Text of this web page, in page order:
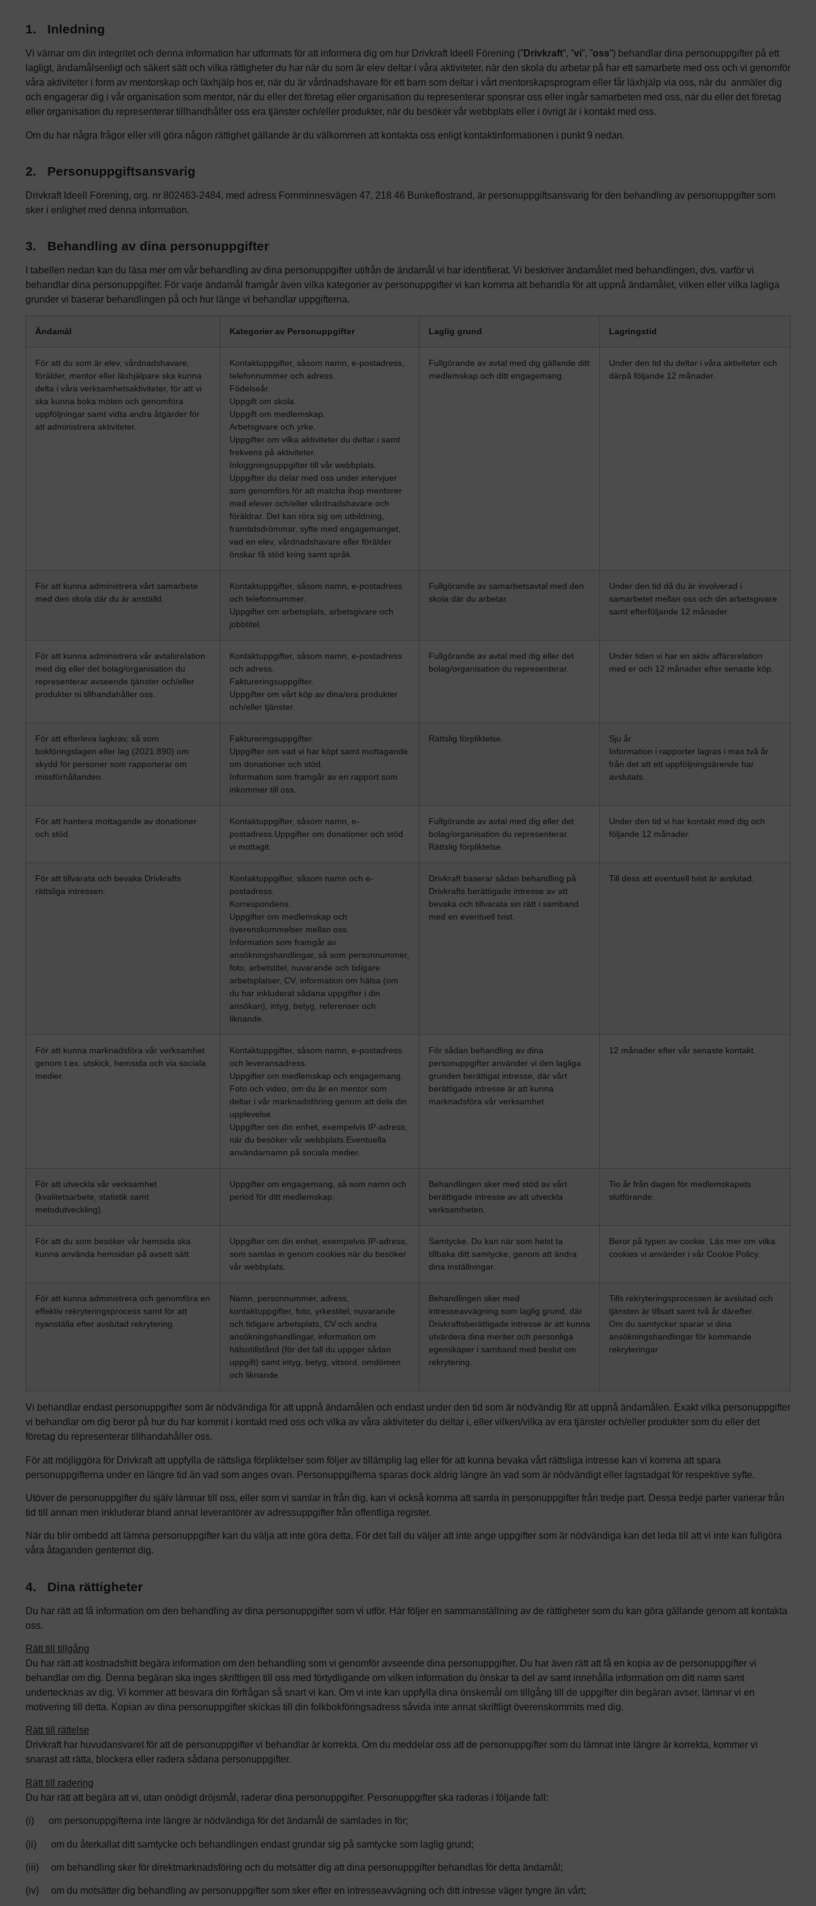
1. Inledning
Vi värnar om din integritet och denna information har utformats för att informera dig om hur Drivkraft Ideell Förening (”Drivkraft”, ”vi”, ”oss”) behandlar dina personuppgifter på ett
lagligt, ändamålsenligt och säkert sätt och vilka rättigheter du har när du som är elev deltar i våra aktiviteter, när den skola du arbetar på har ett samarbete med oss och vi genomför
våra aktiviteter i form av mentorskap och läxhjälp hos er, när du är vårdnadshavare för ett barn som deltar i vårt mentorskapsprogram eller får läxhjälp via oss, när du anmäler dig
och engagerar dig i vår organisation som mentor, när du eller det företag eller organisation du representerar sponsrar oss eller ingår samarbeten med oss, när du eller det företag
eller organisation du representerar tillhandhåller oss era tjänster och/eller produkter, när du besöker vår webbplats eller i övrigt är i kontakt med oss.
Om du har några frågor eller vill göra någon rättighet gällande är du välkommen att kontakta oss enligt kontaktinformationen i punkt 9 nedan.
2. Personuppgiftsansvarig
Drivkraft Ideell Förening, org. nr 802463-2484, med adress Fornminnesvägen 47, 218 46 Bunkeflostrand, är personuppgiftsansvarig för den behandling av personuppgifter som
sker i enlighet med denna information.
3. Behandling av dina personuppgifter
I tabellen nedan kan du läsa mer om vår behandling av dina personuppgifter utifrån de ändamål vi har identifierat. Vi beskriver ändamålet med behandlingen, dvs. varför vi
behandlar dina personuppgifter. För varje ändamål framgår även vilka kategorier av personuppgifter vi kan komma att behandla för att uppnå ändamålet, vilken eller vilka lagliga
grunder vi baserar behandlingen på och hur länge vi behandlar uppgifterna.
Ändamål Kategorier av Personuppgifter Laglig grund Lagringstid
För att du som är elev, vårdnadshavare,
förälder, mentor eller läxhjälpare ska kunna
delta i våra verksamhetsaktiviteter, för att vi
ska kunna boka möten och genomföra
uppföljningar samt vidta andra åtgärder för
att administrera aktiviteter.
Kontaktuppgifter, såsom namn, e-postadress,
telefonnummer och adress.
Födelseår.
Uppgift om skola.
Uppgift om medlemskap.
Arbetsgivare och yrke.
Uppgifter om vilka aktiviteter du deltar i samt
frekvens på aktiviteter.
Inloggningsuppgifter till vår webbplats.
Uppgifter du delar med oss under intervjuer
som genomförs för att matcha ihop mentorer
med elever och/eller vårdnadshavare och
föräldrar. Det kan röra sig om utbildning,
framtidsdrömmar, syfte med engagemanget,
vad en elev, vårdnadshavare eller förälder
önskar få stöd kring samt språk.
Fullgörande av avtal med dig gällande ditt
medlemskap och ditt engagemang.
Under den tid du deltar i våra aktiviteter och
därpå följande 12 månader.
För att kunna administrera vårt samarbete
med den skola där du är anställd.
Kontaktuppgifter, såsom namn, e-postadress
och telefonnummer.
Uppgifter om arbetsplats, arbetsgivare och
jobbtitel.
Fullgörande av samarbetsavtal med den
skola där du arbetar.
Under den tid då du är involverad i
samarbetet mellan oss och din arbetsgivare
samt efterföljande 12 månader.
För att kunna administrera vår avtalsrelation
med dig eller det bolag/organisation du
representerar avseende tjänster och/eller
produkter ni tillhandahåller oss.
Kontaktuppgifter, såsom namn, e-postadress
och adress.
Faktureringsuppgifter.
Uppgifter om vårt köp av dina/era produkter
och/eller tjänster.
Fullgörande av avtal med dig eller det
bolag/organisation du representerar.
Under tiden vi har en aktiv affärsrelation
med er och 12 månader efter senaste köp.
För att efterleva lagkrav, så som
bokföringslagen eller lag (2021:890) om
skydd för personer som rapporterar om
missförhållanden.
Faktureringsuppgifter.
Uppgifter om vad vi har köpt samt mottagande
om donationer och stöd.
Information som framgår av en rapport som
inkommer till oss.
Rättslig förpliktelse.
Sju år.
Information i rapporter lagras i max två år
från det att ett uppföljningsärende har
avslutats.
För att hantera mottagande av donationer
och stöd.
Kontaktuppgifter, såsom namn, e-
postadress.Uppgifter om donationer och stöd
vi mottagit.
Fullgörande av avtal med dig eller det
bolag/organisation du representerar.
Rättslig förpliktelse.
Under den tid vi har kontakt med dig och
följande 12 månader.
För att tillvarata och bevaka Drivkrafts
rättsliga intressen.
Kontaktuppgifter, såsom namn och e-
postadress.
Korrespondens.
Uppgifter om medlemskap och
överenskommelser mellan oss.
Information som framgår av
ansökningshandlingar, så som personnummer,
foto, arbetstitel, nuvarande och tidigare
arbetsplatser, CV, information om hälsa (om
du har inkluderat sådana uppgifter i din
ansökan), intyg, betyg, referenser och
liknande.
Drivkraft baserar sådan behandling på
Drivkrafts berättigade intresse av att
bevaka och tillvarata sin rätt i samband
med en eventuell tvist.
Till dess att eventuell tvist är avslutad.
För att kunna marknadsföra vår verksamhet
genom t.ex. utskick, hemsida och via sociala
medier.
Kontaktuppgifter, såsom namn, e-postadress
och leveransadress.
Uppgifter om medlemskap och engagemang.
Foto och video, om du är en mentor som
deltar i vår marknadsföring genom att dela din
upplevelse.
Uppgifter om din enhet, exempelvis IP-adress,
när du besöker vår webbplats.Eventuella
användarnamn på sociala medier.
För sådan behandling av dina
personuppgifter använder vi den lagliga
grunden berättigat intresse, där vårt
berättigade intresse är att kunna
marknadsföra vår verksamhet.
12 månader efter vår senaste kontakt.
För att utveckla vår verksamhet
(kvalitetsarbete, statistik samt
metodutveckling).
Uppgifter om engagemang, så som namn och
period för ditt medlemskap.
Behandlingen sker med stöd av vårt
berättigade intresse av att utveckla
verksamheten.
Tio år från dagen för medlemskapets
slutförande.
För att du som besöker vår hemsida ska
kunna använda hemsidan på avsett sätt.
Uppgifter om din enhet, exempelvis IP-adress,
som samlas in genom cookies när du besöker
vår webbplats.
Samtycke. Du kan när som helst ta
tillbaka ditt samtycke, genom att ändra
dina inställningar.
Beror på typen av cookie. Läs mer om vilka
cookies vi använder i vår Cookie Policy.
För att kunna administrera och genomföra en
effektiv rekryteringsprocess samt för att
nyanställa efter avslutad rekrytering.
Namn, personnummer, adress,
kontaktuppgifter, foto, yrkestitel, nuvarande
och tidigare arbetsplats, CV och andra
ansökningshandlingar, information om
hälsotillstånd (för det fall du uppger sådan
uppgift) samt intyg, betyg, vitsord, omdömen
och liknande.
Behandlingen sker med
intresseavvägning som laglig grund, där
Drivkraftsberättigade intresse är att kunna
utvärdera dina meriter och personliga
egenskaper i samband med beslut om
rekrytering.
Tills rekryteringsprocessen är avslutad och
tjänsten är tillsatt samt två år därefter.
Om du samtycker sparar vi dina
ansökningshandlingar för kommande
rekryteringar
Vi behandlar endast personuppgifter som är nödvändiga för att uppnå ändamålen och endast under den tid som är nödvändig för att uppnå ändamålen. Exakt vilka personuppgifter
vi behandlar om dig beror på hur du har kommit i kontakt med oss och vilka av våra aktiviteter du deltar i, eller vilken/vilka av era tjänster och/eller produkter som du eller det
företag du representerar tillhandahåller oss.
För att möjliggöra för Drivkraft att uppfylla de rättsliga förpliktelser som följer av tillämplig lag eller för att kunna bevaka vårt rättsliga intresse kan vi komma att spara
personuppgifterna under en längre tid än vad som anges ovan. Personuppgifterna sparas dock aldrig längre än vad som är nödvändigt eller lagstadgat för respektive syfte.
Utöver de personuppgifter du själv lämnar till oss, eller som vi samlar in från dig, kan vi också komma att samla in personuppgifter från tredje part. Dessa tredje parter varierar från
tid till annan men inkluderar bland annat leverantörer av adressuppgifter från offentliga register.
När du blir ombedd att lämna personuppgifter kan du välja att inte göra detta. För det fall du väljer att inte ange uppgifter som är nödvändiga kan det leda till att vi inte kan fullgöra
våra åtaganden gentemot dig.
4. Dina rättigheter
Du har rätt att få information om den behandling av dina personuppgifter som vi utför. Här följer en sammanställning av de rättigheter som du kan göra gällande genom att kontakta
oss.
Rätt till tillgång
Du har rätt att kostnadsfritt begära information om den behandling som vi genomför avseende dina personuppgifter. Du har även rätt att få en kopia av de personuppgifter vi
behandlar om dig. Denna begäran ska inges skriftligen till oss med förtydligande om vilken information du önskar ta del av samt innehålla information om ditt namn samt
undertecknas av dig. Vi kommer att besvara din förfrågan så snart vi kan. Om vi inte kan uppfylla dina önskemål om tillgång till de uppgifter din begäran avser, lämnar vi en
motivering till detta. Kopian av dina personuppgifter skickas till din folkbokföringsadress såvida inte annat skriftligt överenskommits med dig.
Rätt till rättelse
Drivkraft har huvudansvaret för att de personuppgifter vi behandlar är korrekta. Om du meddelar oss att de personuppgifter som du lämnat inte längre är korrekta, kommer vi
snarast att rätta, blockera eller radera sådana personuppgifter.
Rätt till radering
Du har rätt att begära att vi, utan onödigt dröjsmål, raderar dina personuppgifter. Personuppgifter ska raderas i följande fall:
(i) om personuppgifterna inte längre är nödvändiga för det ändamål de samlades in för;
(ii) om du återkallat ditt samtycke och behandlingen endast grundar sig på samtycke som laglig grund;
(iii) om behandling sker för direktmarknadsföring och du motsätter dig att dina personuppgifter behandlas för detta ändamål;
(iv) om du motsätter dig behandling av personuppgifter som sker efter en intresseavvägning och ditt intresse väger tyngre än vårt;